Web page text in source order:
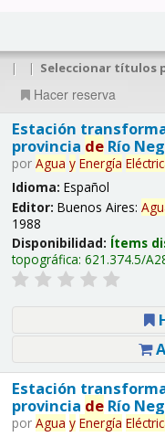
| | Seleccionar títulos
Hacer reserva
Estación
provincia deRío
por Agua y Energía
Idioma: Español
Editor: Buenos Aires:
1988
Disponibilidad: Ítems
topográfica: 621.374.5/
Estación
provincia deRío
por Agua y Energía